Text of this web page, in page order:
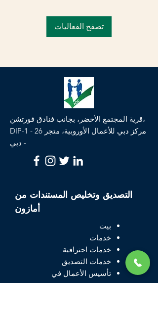
تصفح الفعاليات
قرية المجتمع الأخضر، بجانب فنادق فورتشن،
DIP-1 - مركز دبي للأعمال الأوروبية، متجر 26
- دبي
التصديق وتخليص المستندات من
أمازون
بيت
خدمات
خدمات احترافية
خدمات التصديق
تأسيس الأعمال في
دبي